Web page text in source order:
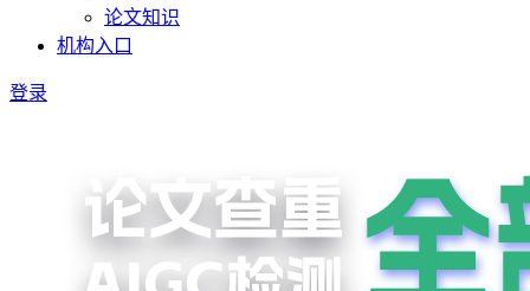
论文知识
机构入口
登录